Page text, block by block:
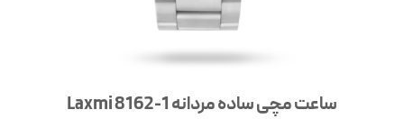
ساعت مچی ساده مردانه Laxmi 8162-1